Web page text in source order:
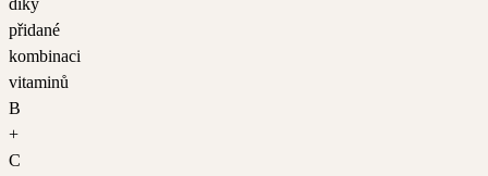
díky
přidané
kombinaci
vitaminů
B
+
C